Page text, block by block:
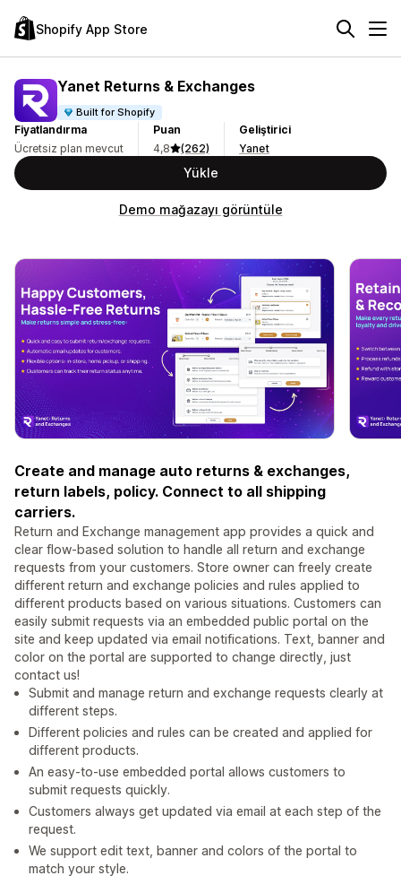
Shopify App Store
Yanet Returns & Exchanges
Built for Shopify
Fiyatlandırma
Ücretsiz plan mevcut
Puan
4,8
(262)
Geliştirici
Yanet
Yükle
Demo mağazayı görüntüle
Create and manage auto returns & exchanges,
return labels, policy. Connect to all shipping
carriers.
Return and Exchange management app provides a quick and
clear flow-based solution to handle all return and exchange
requests from your customers. Store owner can freely create
different return and exchange policies and rules applied to
different products based on various situations. Customers can
easily submit requests via an embedded public portal on the
site and keep updated via email notifications. Text, banner and
color on the portal are supported to change directly, just
contact us!
Submit and manage return and exchange requests clearly at
different steps.
Different policies and rules can be created and applied for
different products.
An easy-to-use embedded portal allows customers to
submit requests quickly.
Customers always get updated via email at each step of the
request.
We support edit text, banner and colors of the portal to
match your style.